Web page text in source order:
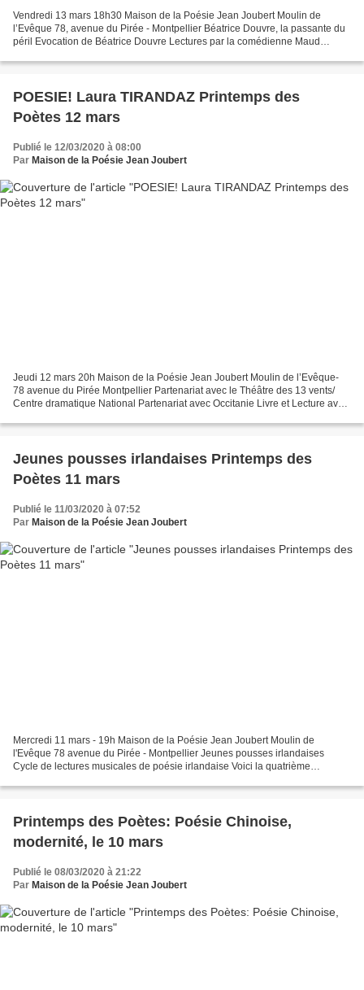
Vendredi 13 mars 18h30 Maison de la Poésie Jean Joubert Moulin de
l’Evêque 78, avenue du Pirée - Montpellier Béatrice Douvre, la passante du
péril Evocation de Béatrice Douvre Lectures par la comédienne Maud
POESIE! Laura TIRANDAZ Printemps des
Poètes 12 mars
Publié le 12/03/2020 à 08:00
Par Maison de la Poésie Jean Joubert
Jeudi 12 mars 20h Maison de la Poésie Jean Joubert Moulin de l’Evêque-
78 avenue du Pirée Montpellier Partenariat avec le Théâtre des 13 vents/
Centre dramatique National Partenariat avec Occitanie Livre et Lecture avec
Jeunes pousses irlandaises Printemps des
Poètes 11 mars
Publié le 11/03/2020 à 07:52
Par Maison de la Poésie Jean Joubert
Mercredi 11 mars - 19h Maison de la Poésie Jean Joubert Moulin de
l'Evêque 78 avenue du Pirée - Montpellier Jeunes pousses irlandaises
Cycle de lectures musicales de poésie irlandaise Voici la quatrième
Printemps des Poètes: Poésie Chinoise,
modernité, le 10 mars
Publié le 08/03/2020 à 21:22
Par Maison de la Poésie Jean Joubert